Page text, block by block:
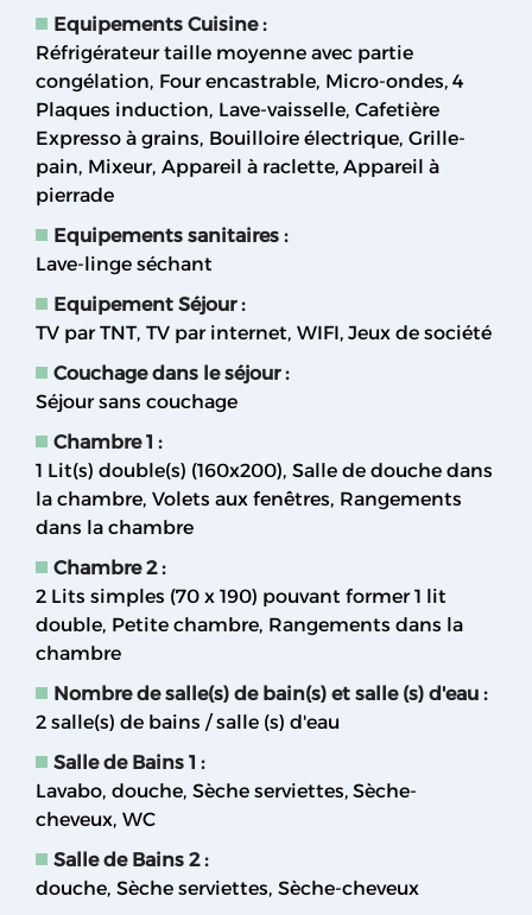
Equipements Cuisine:
Réfrigérateur taille moyenne avec partie
congélation Four encastrable Micro-ondes 4
Plaques induction Lave-vaisselle Cafetière
Expresso à grains Bouilloire électrique Grille-
pain Mixeur Appareil à raclette Appareil à
pierrade
Equipements sanitaires :
Lave-linge séchant
Equipement Séjour:
TV par TNT TV par internet WIFI Jeux de société
Couchage dans le séjour:
Séjour sans couchage
Chambre 1 :
1 Lit(s) double(s) (160x200) Salle de douche dans
la chambre Volets aux fenêtres Rangements
dans la chambre
Chambre 2:
2 Lits simples (70 x 190) pouvant former 1 lit
double Petite chambre Rangements dans la
chambre
Nombre de salle(s) de bain(s) et salle (s) d'eau :
2 salle(s) de bains / salle (s) d'eau
Salle de Bains 1 :
Lavabo douche Sèche serviettes Sèche-
cheveux WC
Salle de Bains 2:
douche Sèche serviettes Sèche-cheveux